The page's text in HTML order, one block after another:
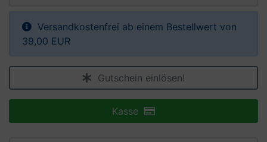
Versandkostenfrei ab einem Bestellwert von
39,00 EUR
Gutschein einlösen!
Kasse